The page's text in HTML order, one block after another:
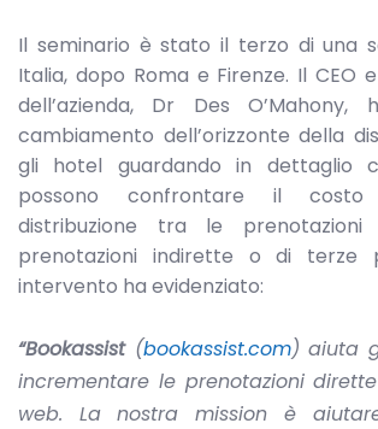
Il seminario è stato il terzo di una
Italia, dopo Roma e Firenze. Il CEO
dell’azienda, Dr Des O’Mahony,
cambiamento dell’orizzonte della
gli hotel guardando in dettaglio
possono confrontare il
distribuzione tra le
prenotazioni indirette o di terze
intervento ha evidenziato:
“Bookassist(bookassist.com) aiuta
incrementare le prenotazioni
web. La nostra mission è